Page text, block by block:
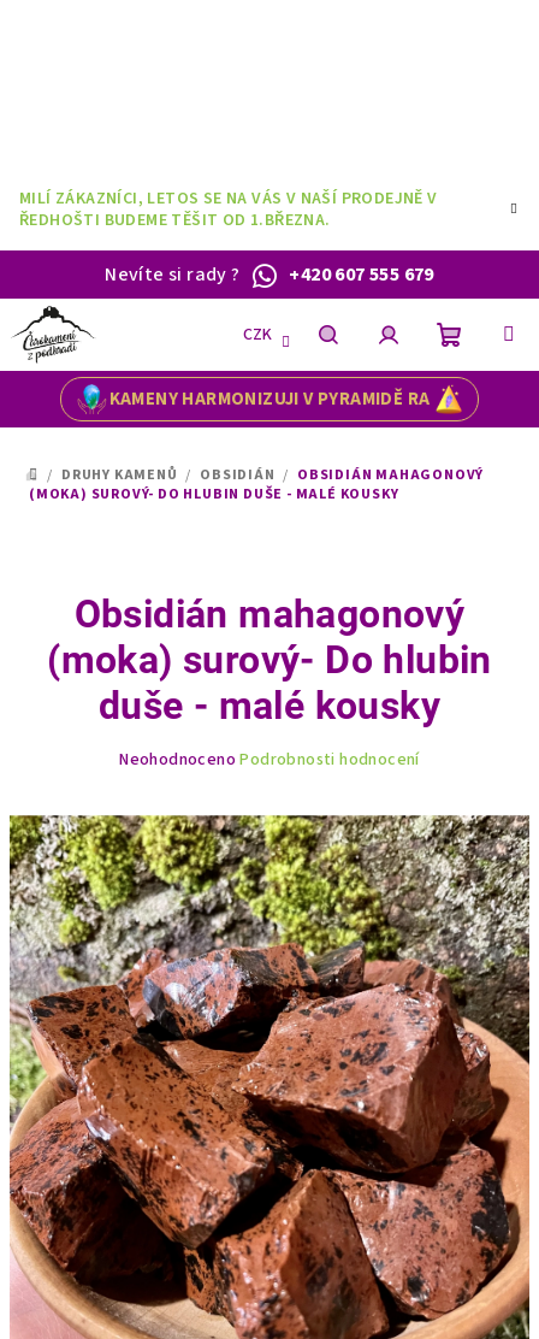
MILÍ ZÁKAZNÍCI, LETOS SE NA VÁS V NAŠÍ PRODEJNĚ V
ŘEDHOŠTI BUDEME TĚŠIT OD 1.BŘEZNA.
Nevíte si rady? +420 607 555 679
KAMENY HARMONIZUJI V PYRAMIDĚ RA
CZK
HledatPřihlášeníNákupní
DOMŮ
/ DRUHY KAMENŮ / OBSIDIÁN / OBSIDIÁN MAHAGONOVÝ
(MOKA) SUROVÝ- DO HLUBIN DUŠE - MALÉ KOUSKY
Obsidián mahagonový
(moka) surový- Do hlubin
duše - malé kousky
je
0,0
z
5
hvězdiček.
Neohodnoceno Podrobnosti hodnocení